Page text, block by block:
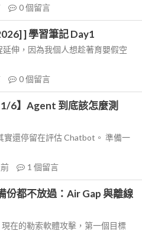
0個留言
] 學習筆記 Day1
伸，因為我個人想趁著育嬰假空
0個留言
6】Agent 到底該怎麼測
還停留在評估 Chatbot。 準備一
1 個留言
份都不放過：Air Gap 與離線
在的勒索軟體攻擊，第一個目標